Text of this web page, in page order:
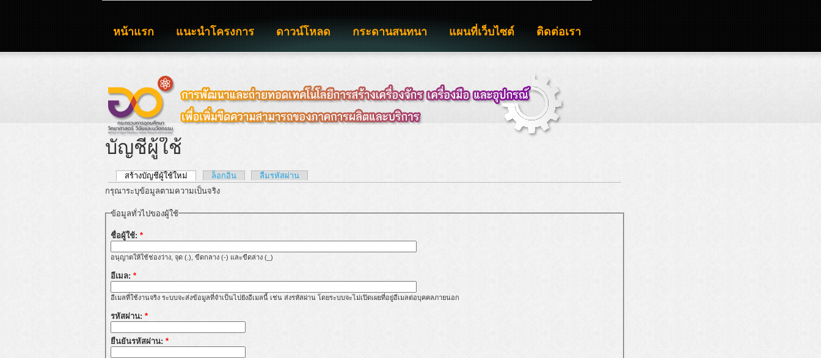
หน้าแรก แนะนำโครงการ ดาวน์โหลด กระดานสนทนา แผนที่เว็บไซต์ ติดต่อเรา
บัญชีผู้ใช้
สร้างบัญชีผู้ใช้ใหม่ ล็อกอิน
ลืมรหัสผ่าน
กรุณาระบุข้อมูลตามความเป็นจริง
ข้อมูลทั่วไปของผู้ใช้
ชื่อผู้ใช้: *
อนุญาตให้ใช้ช่องว่าง, จุด (.), ขีดกลาง (-) และขีดล่าง (_)
อีเมล: *
อีเมลที่ใช้งานจริง ระบบจะส่งข้อมูลที่จำเป็นไปยังอีเมลนี้ เช่น ส่งรหัสผ่าน โดยระบบจะไม่เปิดเผยที่อยู่อีเมลต่อบุคคลภายนอก
รหัสผ่าน: *
ยืนยันรหัสผ่าน: *